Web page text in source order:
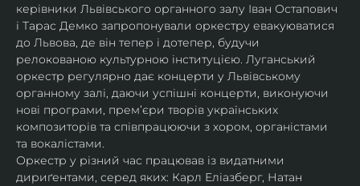
керівники Львівського органного залу Іван Остапович
і Тарас Демко запропонували оркестру евакуюватися
до Львова, де він тепер і дотепер, будучи
релокованою культурною інституцією. Луганський
оркестр регулярно дає концерти у Львівському
органному залі, даючи успішні концерти, виконуючи
нові програми, прем’єри творів українських
композиторів та співпрацюючи з хором, органістами
та вокалістами.
Оркестр у різний час працював із видатними
дириґентами, серед яких: Карл Еліазберг, Натан